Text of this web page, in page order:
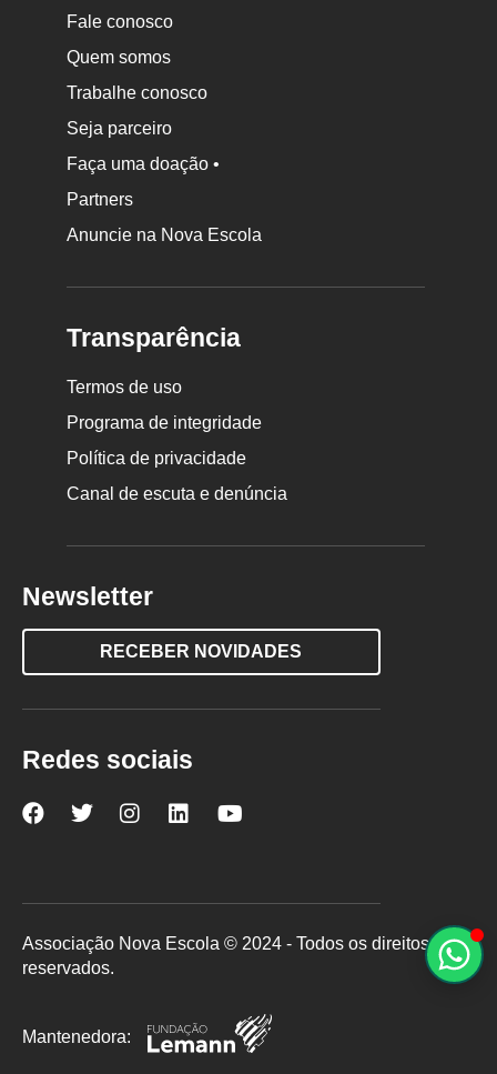
Fale conosco
Quem somos
Trabalhe conosco
Seja parceiro
Faça uma doação •
Partners
Anuncie na Nova Escola
Transparência
Termos de uso
Programa de integridade
Política de privacidade
Canal de escuta e denúncia
Newsletter
RECEBER NOVIDADES
Redes sociais
Nova
Facebook
Nova
Twitter
Nova
Instagram
Nova
LinkedInYouTube
Associação Nova Escola © 2024 - Todos os direitos
reservados.
Mantenedora: